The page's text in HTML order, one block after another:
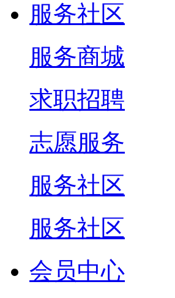
服务社区
服务商城
求职招聘
志愿服务
服务社区
服务社区
会员中心